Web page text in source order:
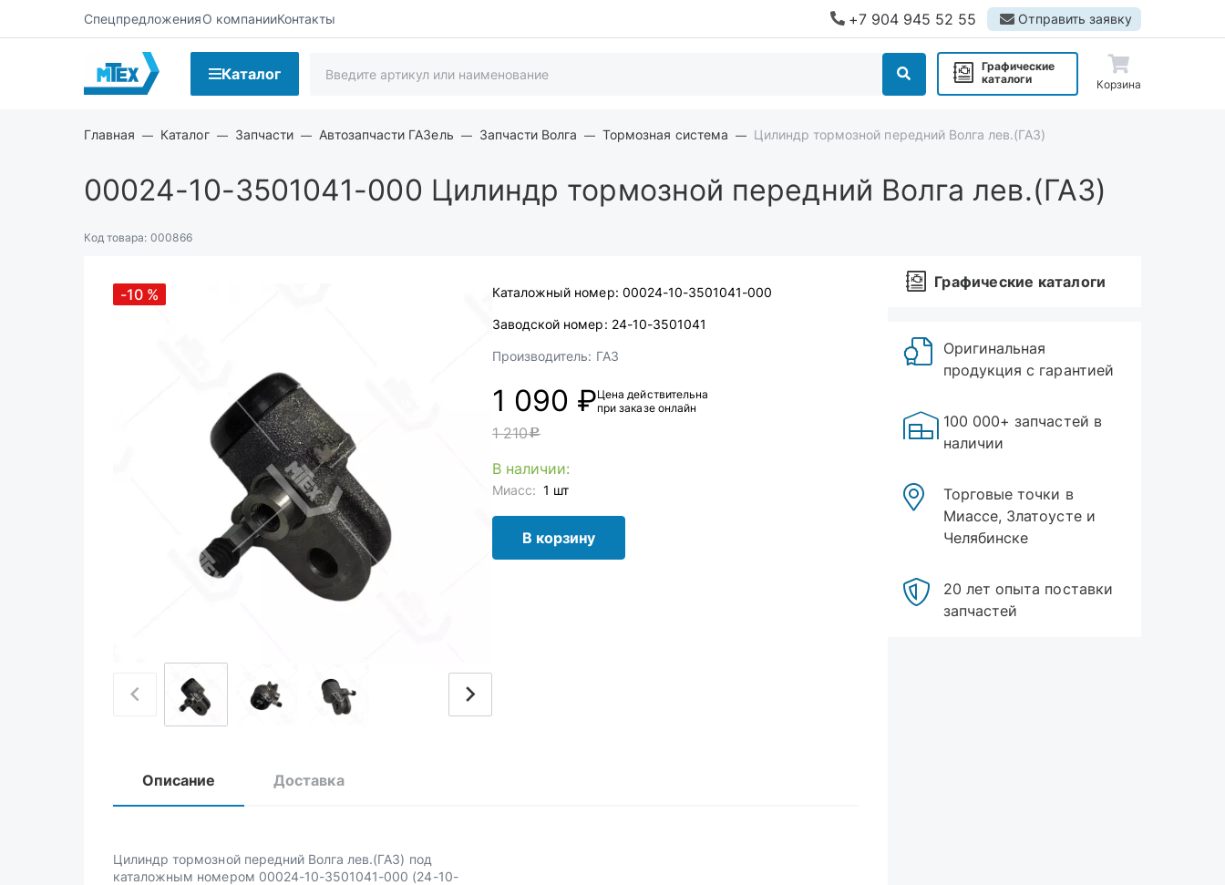
СпецпредложенияО компанииКонтакты +7 904 945 52 55 Отправить заявку
Каталог
Графические
каталоги
Корзина
Главная Каталог Запчасти Автозапчасти ГАЗель Запчасти Волга Тормозная система Цилиндр тормозной передний Волга лев.(ГАЗ)
00024-10-3501041-000 Цилиндр тормозной передний Волга лев.(ГАЗ)
Код товара: 000866
-10 % Каталожный номер: 00024-10-3501041-000
Заводской номер: 24-10-3501041
Производитель: ГАЗ
1 090 ₽Цена действительна
при заказе онлайн
1 210c
В наличии:
Миасс: 1 шт
В корзину
Описание Доставка
Цилиндр тормозной передний Волга лев.(ГАЗ) под
каталожным номером 00024-10-3501041-000 (24-10-
Графические каталоги
Оригинальная
продукция с гарантией
100 000+ запчастей в
наличии
Торговые точки в
Миассе, Златоусте и
Челябинске
20 лет опыта поставки
запчастей